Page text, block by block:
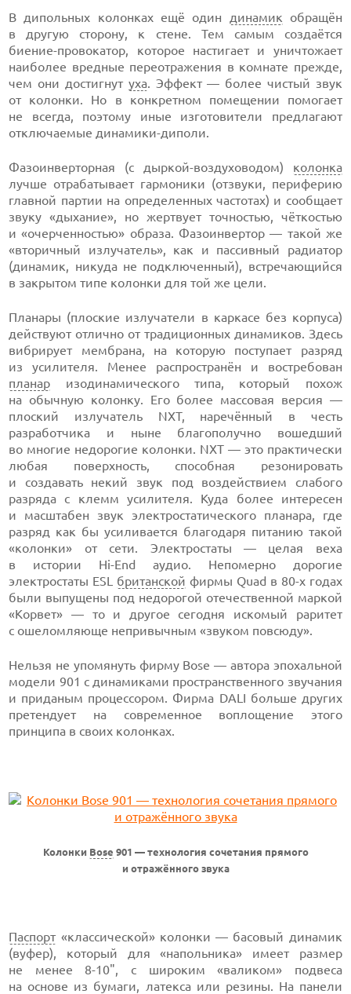
В дипольных колонках ещё один динамик обращён
в другую сторону, к стене. Тем самым создаётся
биение-провокатор, которое настигает и уничтожает
наиболее вредные переотражения в комнате прежде,
чем они достигнут уха. Эффект — более чистый звук
от колонки. Но в конкретном помещении помогает
не всегда, поэтому иные изготовители предлагают
отключаемые динамики-диполи.
Фазоинверторная (с дыркой-воздуховодом) колонка
лучше отрабатывает гармоники (отзвуки, периферию
главной партии на определенных частотах) и сообщает
звуку «дыхание», но жертвует точностью, чёткостью
и «очерченностью» образа. Фазоинвертор — такой же
«вторичный излучатель», как и пассивный радиатор
(динамик, никуда не подключенный), встречающийся
в закрытом типе колонки для той же цели.
Планары (плоские излучатели в каркасе без корпуса)
действуют отлично от традиционных динамиков. Здесь
вибрирует мембрана, на которую поступает разряд
из усилителя. Менее распространён и востребован
планар изодинамического типа, который похож
на обычную колонку. Его более массовая версия —
плоский излучатель NXT, наречённый в честь
разработчика и ныне благополучно вошедший
во многие недорогие колонки. NXT — это практически
любая поверхность, способная резонировать
и создавать некий звук под воздействием слабого
разряда с клемм усилителя. Куда более интересен
и масштабен звук электростатического планара, где
разряд как бы усиливается благодаря питанию такой
«колонки» от сети. Электростаты — целая веха
в истории Hi-End аудио. Непомерно дорогие
электростаты ESL британской фирмы Quad в 80-х годах
были выпущены под недорогой отечественной маркой
«Корвет» — то и другое сегодня искомый раритет
с ошеломляюще непривычным «звуком повсюду».
Нельзя не упомянуть фирму Bose — автора эпохальной
модели 901 с динамиками пространственного звучания
и приданым процессором. Фирма DALI больше других
претендует на современное воплощение этого
принципа в своих колонках.
Колонки Bose 901 — технология сочетания прямого
и отражённого звука
Паспорт«классической» колонки — басовый динамик
(вуфер), который для «напольника» имеет размер
не менее 8-10", с широким «валиком» подвеса
на основе из бумаги, латекса или резины. На панели